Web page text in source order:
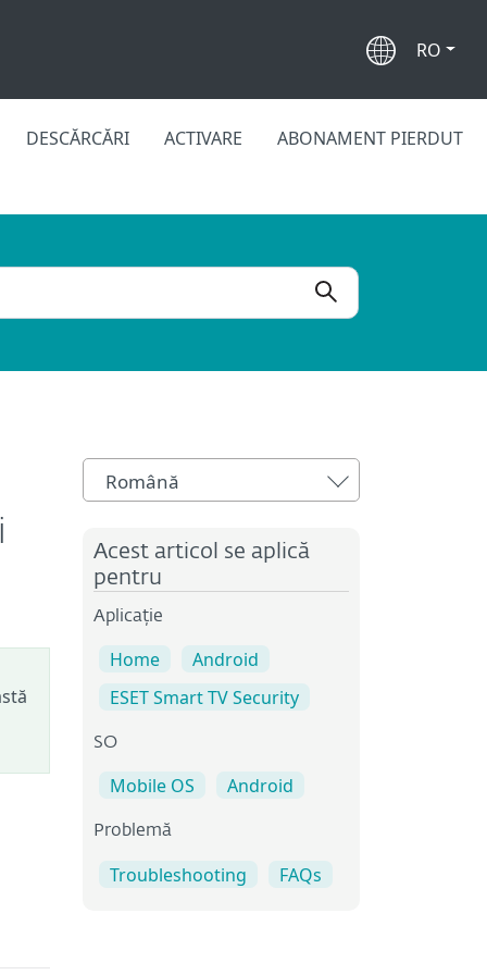
RO
DESCĂRCĂRI ACTIVARE ABONAMENT PIERDUT
Română
Acest articol se aplică
pentru
Aplicație
Home
Android
ESET Smart TV Security
SO
Mobile OS Android
Problemă
Troubleshooting FAQs